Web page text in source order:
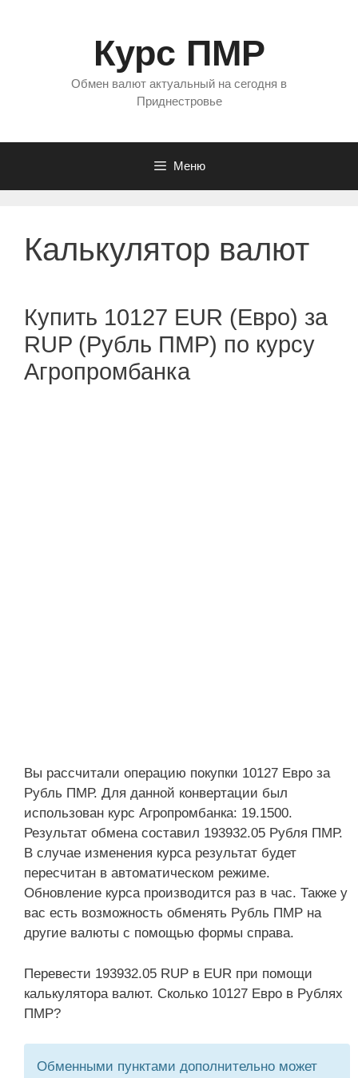
Курс ПМР
Обмен валют актуальный на сегодня в
Приднестровье
Меню
Калькулятор валют
Купить 10127 EUR (Евро) за
RUP (Рубль ПМР) по курсу
Агропромбанка
Вы рассчитали операцию покупки 10127 Евро за
Рубль ПМР. Для данной конвертации был
использован курс Агропромбанка: 19.1500.
Результат обмена составил 193932.05 Рубля ПМР.
В случае изменения курса результат будет
пересчитан в автоматическом режиме.
Обновление курса производится раз в час. Также у
вас есть возможность обменять Рубль ПМР на
другие валюты с помощью формы справа.
Перевести 193932.05 RUP в EUR при помощи
калькулятора валют. Сколько 10127 Евро в Рублях
ПМР?
Обменными пунктами дополнительно может